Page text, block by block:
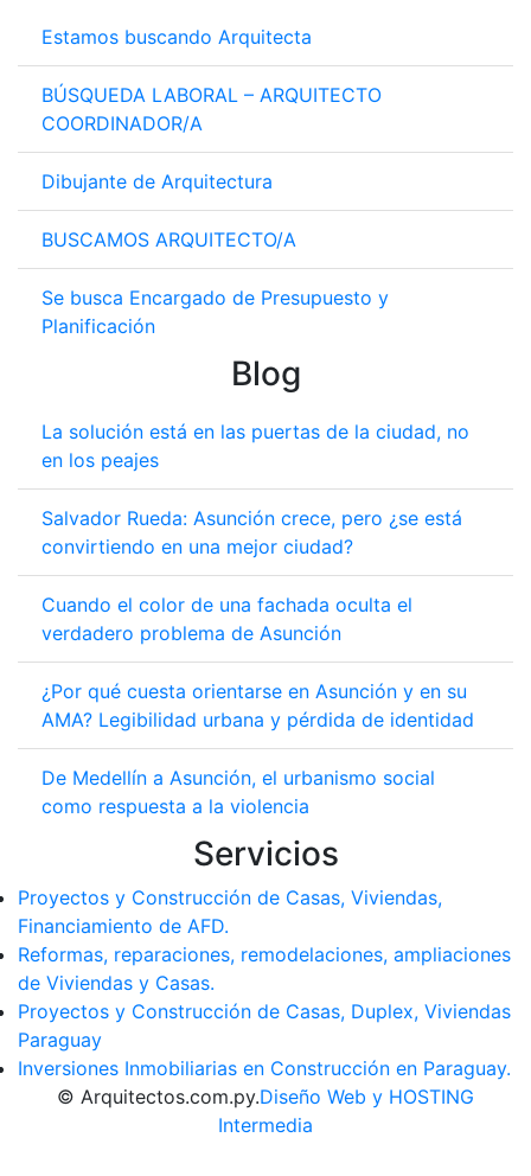
Estamos buscando Arquitecta
BÚSQUEDA LABORAL – ARQUITECTO
COORDINADOR/A
Dibujante de Arquitectura
BUSCAMOS ARQUITECTO/A
Se busca Encargado de Presupuesto y
Planificación
Blog
La solución está en las puertas de la ciudad, no
en los peajes
Salvador Rueda: Asunción crece, pero ¿se está
convirtiendo en una mejor ciudad?
Cuando el color de una fachada oculta el
verdadero problema de Asunción
¿Por qué cuesta orientarse en Asunción y en su
AMA? Legibilidad urbana y pérdida de identidad
De Medellín a Asunción, el urbanismo social
como respuesta a la violencia
Servicios
Proyectos y Construcción de Casas, Viviendas,
Financiamiento de AFD.
Reformas, reparaciones, remodelaciones, ampliaciones
de Viviendas y Casas.
Proyectos y Construcción de Casas, Duplex, Viviendas
Paraguay
Inversiones Inmobiliarias en Construcción en Paraguay.
© Arquitectos.com.py.Diseño Web y HOSTING
Intermedia